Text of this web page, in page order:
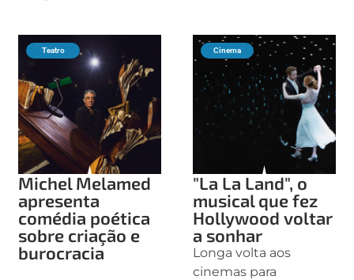
Teatro
Michel Melamed
apresenta
comédia poética
sobre criação e
burocracia
Cinema
"La La Land", o
musical que fez
Hollywood voltar
a sonhar
Longa volta aos
cinemas para